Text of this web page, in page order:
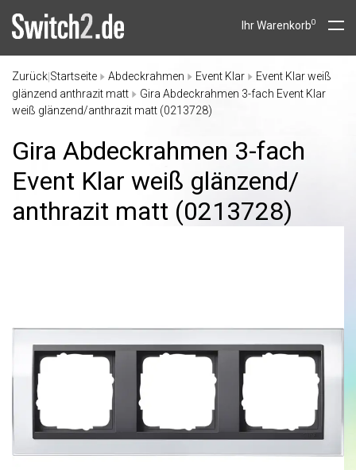
Ihr Warenkorb0
Zurück Startseite Abdeckrahmen Event Klar
Event Klar weiß
glänzend anthrazit matt
Gira Abdeckrahmen 3-fach Event Klar
weiß glänzend/anthrazit matt (0213728)
Gira Abdeckrahmen 3-fach
Event Klar weiß glänzend/
anthrazit matt (0213728)